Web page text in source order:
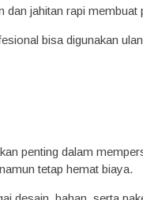
jahitan rapi
bisa digunakan
penting dalam
tetap hemat biaya.